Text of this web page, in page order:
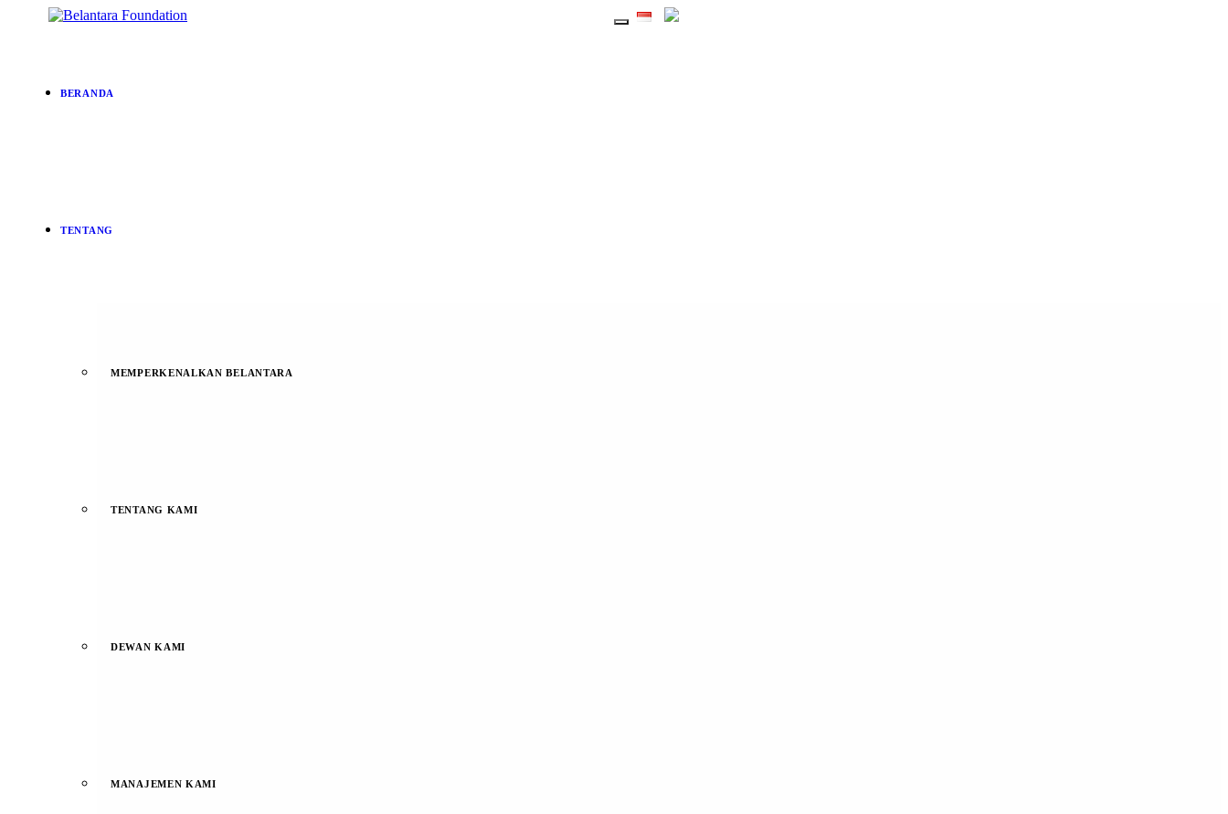
BERANDA
TENTANG
MEMPERKENALKAN BELANTARA
TENTANG KAMI
DEWAN KAMI
MANAJEMEN KAMI